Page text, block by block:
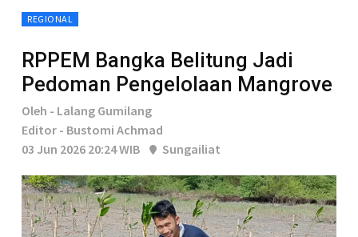
REGIONAL
RPPEM Bangka Belitung Jadi
Pedoman Pengelolaan Mangrove
Oleh - Lalang Gumilang
Editor - Bustomi Achmad
03 Jun 2026 20:24 WIB
Sungailiat